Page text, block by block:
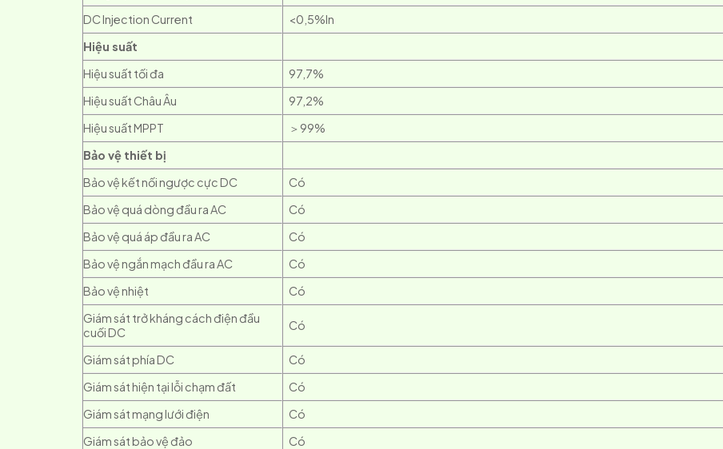
DC Injection Current
<0,5%ln
Hiệu suất
Hiệu suất tối đa
97,7%
Hiệu suất Châu Âu
97,2%
Hiệu suất MPPT
＞99%
Bảo vệ thiết bị
Bảo vệ kết nối ngược cực DC
Có
Bảo vệ quá dòng đầu ra AC
Có
Bảo vệ quá áp đầu ra AC
Có
Bảo vệ ngắn mạch đầu ra AC
Có
Bảo vệ nhiệt
Có
Giám sát trở kháng cách điện đầu
cuối DC
Có
Giám sát phía DC
Có
Giám sát hiện tại lỗi chạm đất
Có
Giám sát mạng lưới điện
Có
Giám sát bảo vệ đảo
Có